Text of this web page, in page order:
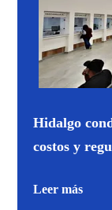
Hidalgo
costos y
Leer más